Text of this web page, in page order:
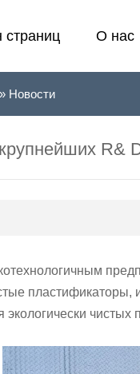
страниц О нас
Новости
R&
чистых